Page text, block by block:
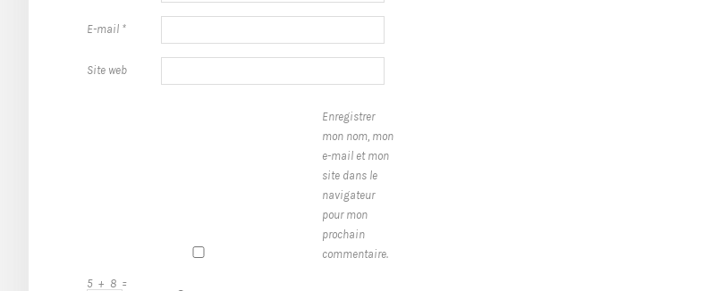
E-mail *
Site web
Enregistrer
mon nom, mon
e-mail et mon
site dans le
navigateur
pour mon
prochain
commentaire.
5 + 8 =